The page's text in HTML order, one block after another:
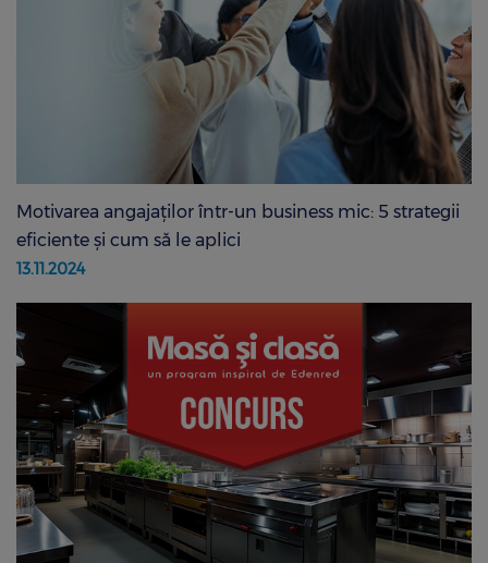
Motivarea angajaților într-un business mic: 5 strategii
eficiente și cum să le aplici
13.11.2024